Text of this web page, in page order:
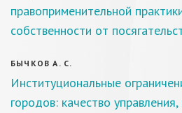
правоприменительной
собственности от
БЫЧКОВ А. С.
Институциональные
городов: качество